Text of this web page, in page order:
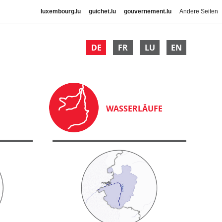
luxembourg.lu guichet.lu gouvernement.lu Andere Seiten
DE FR LU EN
WASSERLÄUFE